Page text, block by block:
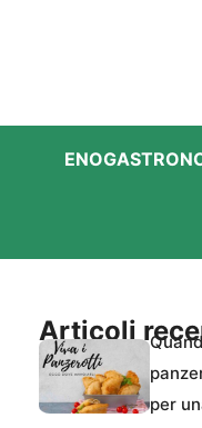
Articoli
per